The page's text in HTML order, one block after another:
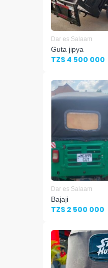
Dar es Salaam
Guta jipya
TZS 4 500 000
Dar es Salaam
Bajaji
TZS 2 500 000